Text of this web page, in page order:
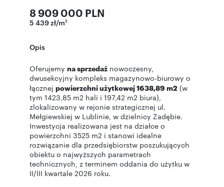
8 909 000 PLN
5 439 zł/m2
Opis
Oferujemy na sprzedaż nowoczesny,
dwusekcyjny kompleks magazynowo-biurowy o
łącznej powierzchni użytkowej 1638,89 m2 (w
tym 1423,85 m2 hali i 197,42 m2 biura),
zlokalizowany w rejonie strategicznej ul.
Mełgiewskiej w Lublinie, w dzielnicy Zadębie.
Inwestycja realizowana jest na działce o
powierzchni 3525 m2 i stanowi idealne
rozwiązanie dla przedsiębiorstw poszukujących
obiektu o najwyższych parametrach
technicznych, z terminem oddania do użytku w
II/III kwartale 2026 roku.